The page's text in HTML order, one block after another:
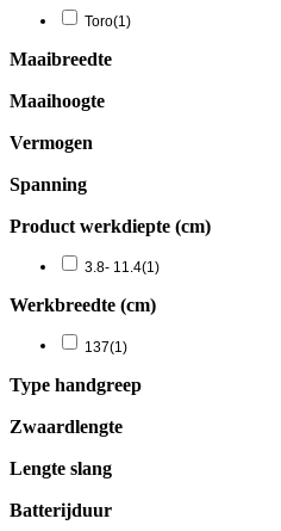
Toro(1)
Maaibreedte
Maaihoogte
Vermogen
Spanning
Product werkdiepte (cm)
3.8- 11.4(1)
Werkbreedte (cm)
137(1)
Type handgreep
Zwaardlengte
Lengte slang
Batterijduur